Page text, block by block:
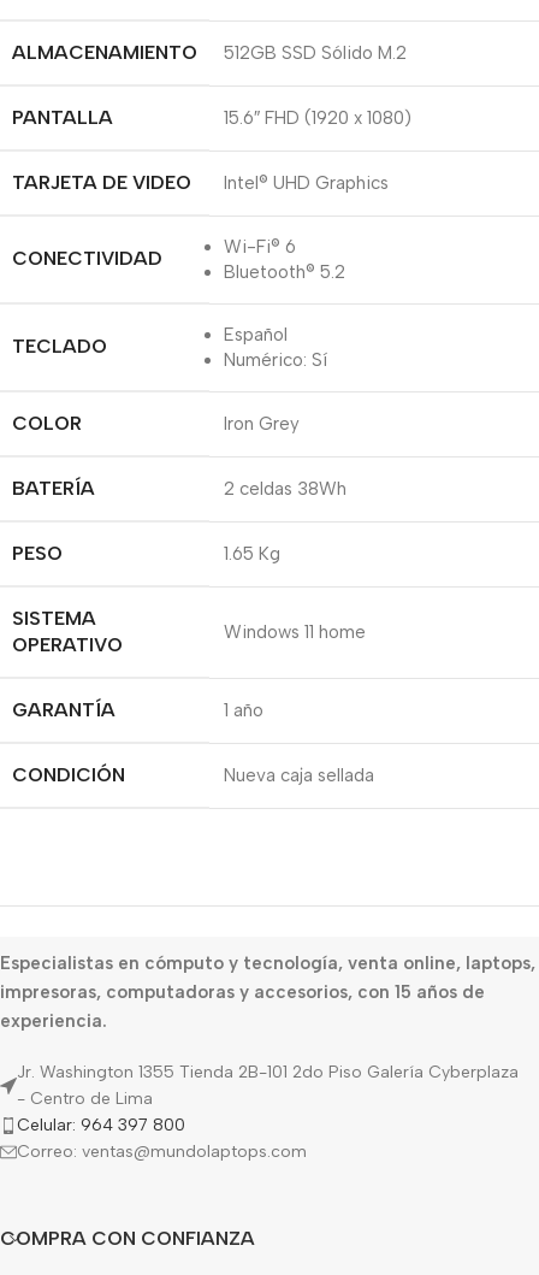
ALMACENAMIENTO 512GB SSD Sólido M.2
PANTALLA 15.6″ FHD (1920 x 1080)
TARJETA DE VIDEO Intel® UHD Graphics
CONECTIVIDAD
Wi-Fi® 6
Bluetooth® 5.2
TECLADO
Español
Numérico: Sí
COLOR Iron Grey
BATERÍA 2 celdas 38Wh
PESO 1.65 Kg
SISTEMA
OPERATIVO
Windows 11 home
GARANTÍA 1 año
CONDICIÓN Nueva caja sellada
Especialistas en cómputo y tecnología, venta online, laptops,
impresoras, computadoras y accesorios, con 15 años de
experiencia.
Jr. Washington 1355 Tienda 2B-101 2do Piso Galería Cyberplaza
- Centro de Lima
Celular: 964 397 800
Correo: ventas@mundolaptops.com
COMPRA CON CONFIANZA